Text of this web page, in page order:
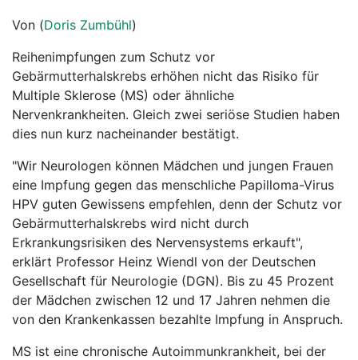
Ratgeber
Rubriken
Von (Doris Zumbühl)
Reihenimpfungen zum Schutz vor
Gebärmutterhalskrebs erhöhen nicht das Risiko für
Multiple Sklerose (MS) oder ähnliche
Nervenkrankheiten. Gleich zwei seriöse Studien haben
dies nun kurz nacheinander bestätigt.
"Wir Neurologen können Mädchen und jungen Frauen
eine Impfung gegen das menschliche Papilloma-Virus
HPV guten Gewissens empfehlen, denn der Schutz vor
Gebärmutterhalskrebs wird nicht durch
Erkrankungsrisiken des Nervensystems erkauft",
erklärt Professor Heinz Wiendl von der Deutschen
Gesellschaft für Neurologie (DGN). Bis zu 45 Prozent
der Mädchen zwischen 12 und 17 Jahren nehmen die
von den Krankenkassen bezahlte Impfung in Anspruch.
MS ist eine chronische Autoimmunkrankheit, bei der